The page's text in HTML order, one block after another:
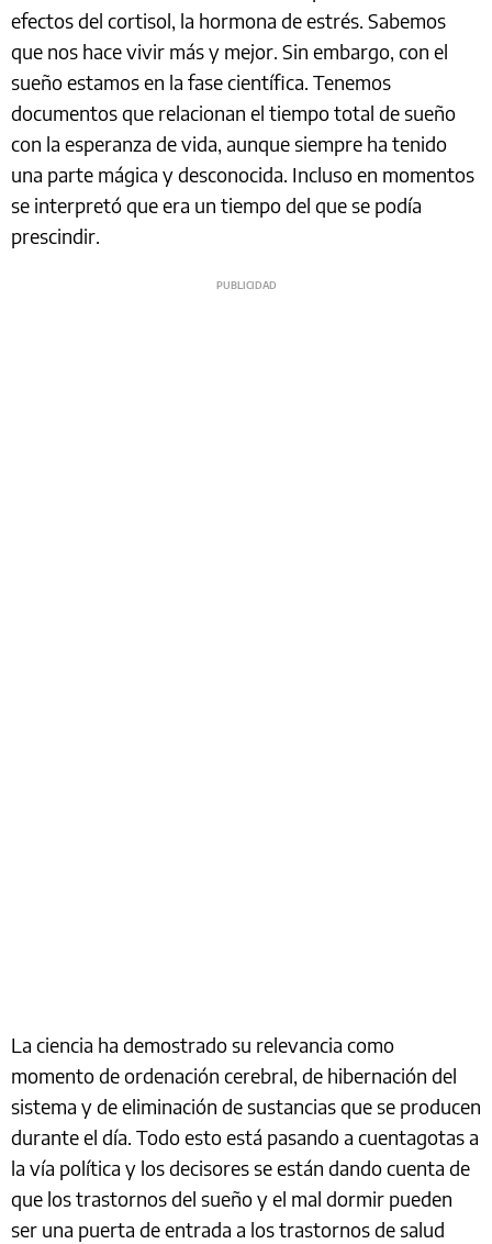
efectos del cortisol, la hormona de estrés. Sabemos
que nos hace vivir más y mejor. Sin embargo, con el
sueño estamos en la fase científica. Tenemos
documentos que relacionan el tiempo total de sueño
con la esperanza de vida, aunque siempre ha tenido
una parte mágica y desconocida. Incluso en momentos
se interpretó que era un tiempo del que se podía
prescindir.
La ciencia ha demostrado su relevancia como
momento de ordenación cerebral, de hibernación del
sistema y de eliminación de sustancias que se producen
durante el día. Todo esto está pasando a cuentagotas a
la vía política y los decisores se están dando cuenta de
que los trastornos del sueño y el mal dormir pueden
ser una puerta de entrada a los trastornos de salud